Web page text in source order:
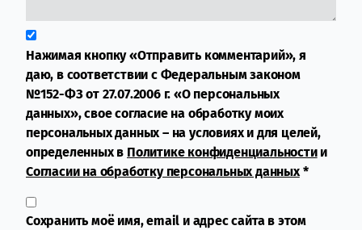
Нажимая кнопку «Отправить комментарий», я
даю, в соответствии с Федеральным законом
№152-ФЗ от 27.07.2006 г. «О персональных
данных», свое согласие на обработку моих
персональных данных – на условиях и для целей,
определенных в Политике конфиденциальностии
Согласии на обработку персональных данных*
Сохранить моё имя, email и адрес сайта в этом